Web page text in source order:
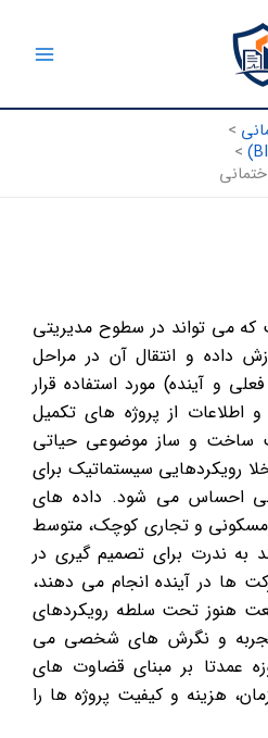
می تواند در سطوح مدیریتی
داده و انتقال آن در مراحل
و آینده) مورد استفاده قرار
اطلاعات از پروژه های تکمیل
ساخت و ساز موضوعی حیاتی
رویکردهایی سیستماتیک برای
احساس می شود. داده های
مسکونی و تجاری کوچک، متوسط
به ندرت برای تصمیم گیری در
ها در آینده انجام می دهند،
هنوز تحت سلطه رویکردهای
و نگرش های شخصی می
عمدتا بر مبنای قضاوت های
هزینه و کیفیت پروژه ها را